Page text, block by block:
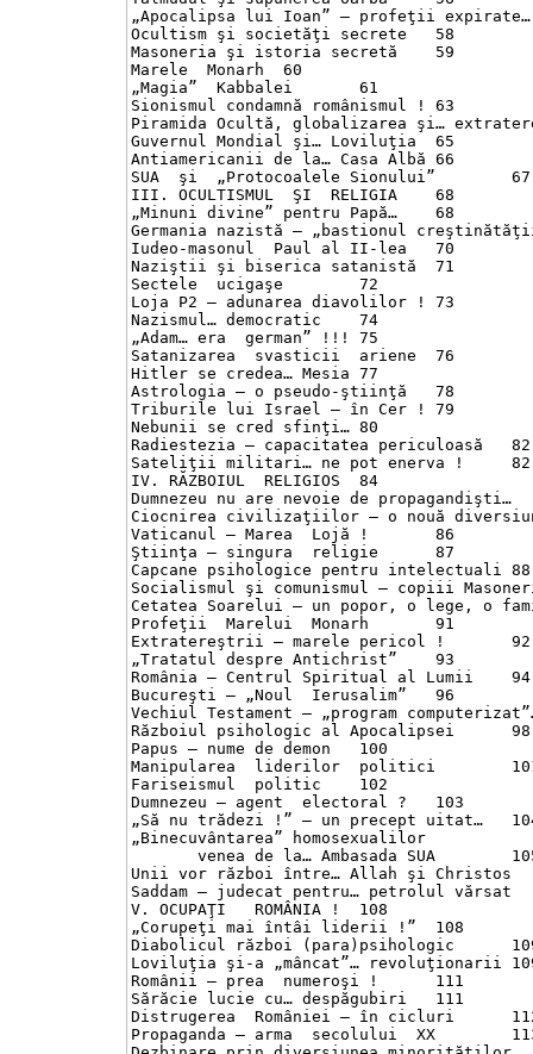
„Apocalipsa lui Ioan” – profeţii expirate…	57
Ocultism şi societăţi secrete	58
Masoneria şi istoria secretă	59
Marele  Monarh	60
„Magia”  Kabbalei	61
Sionismul condamnă românismul !	63
Piramida Ocultă, globalizarea şi…
Guvernul Mondial şi… Loviluţia	65
Antiamericanii de la… Casa Albă	66
SUA  şi  „Protocoalele Sionului”	67
III. OCULTISMUL  ŞI  RELIGIA	68
„Minuni divine” pentru Papă…	68
Germania nazistă – „bastionul creştinătăţii”
Iudeo-masonul  Paul al II-lea	70
Naziştii şi biserica satanistă	71
Sectele  ucigaşe	72
Loja P2 – adunarea diavolilor !	73
Nazismul… democratic	74
„Adam… era  german” !!!	75
Satanizarea  svasticii  ariene	76
Hitler se credea… Mesia	77
Astrologia – o pseudo-ştiinţă	78
Triburile lui Israel – în Cer !	79
Nebunii se cred sfinţi…	80
Radiestezia – capacitatea periculoasă	82
Sateliţii militari… ne pot enerva !	82
IV. RĂZBOIUL  RELIGIOS	84
Dumnezeu nu are nevoie de propagandişti…	84
Ciocnirea civilizaţiilor – o nouă diversiune
Vaticanul – Marea  Lojă !	86
Ştiinţa – singura  religie	87
Capcane psihologice pentru intelectuali	88
Socialismul şi comunismul – copiii Masoneriei
Cetatea Soarelui – un popor, o lege, o
Profeţii  Marelui  Monarh	91
Extratereştrii – marele pericol !	92
„Tratatul despre Antichrist”	93
România – Centrul Spiritual al Lumii	94
Bucureşti – „Noul  Ierusalim”	96
Vechiul Testament – „program
Războiul psihologic al Apocalipsei	98
Papus – nume de demon	100
Manipularea  liderilor  politici	101
Fariseismul  politic	102
Dumnezeu – agent  electoral ?	103
„Să nu trădezi !” – un precept uitat…	104
„Binecuvântarea” homosexualilor
       venea de la… Ambasada SUA	105
Unii vor război între… Allah şi Christos	106
Saddam – judecat pentru… petrolul vărsat	107
V. OCUPAŢI   ROMÂNIA !	108
„Corupeţi mai întâi liderii !”	108
Diabolicul război (para)psihologic	109
Loviluţia şi-a „mâncat”… revoluţionarii	109
Românii – prea  numeroşi !	111
Sărăcie lucie cu… despăgubiri	111
Distrugerea  României – în cicluri	112
Propaganda – arma  secolului  XX	113